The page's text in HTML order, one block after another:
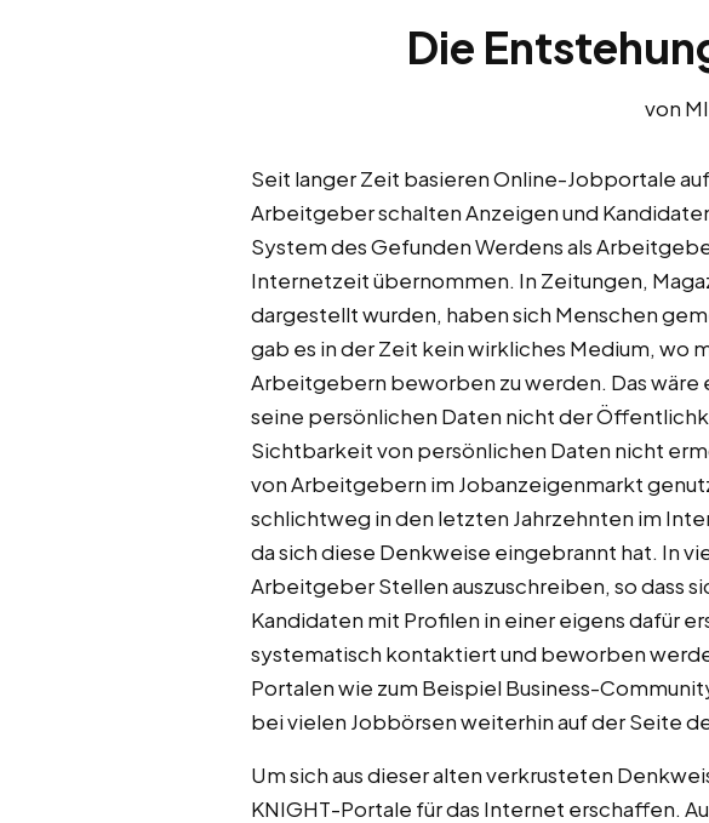
Die
von
Seit langer Zeit basieren Online-Jobportale
Arbeitgeber schalten Anzeigen und
System des Gefunden Werdens als
Internetzeit übernommen. In Zeitungen,
dargestellt wurden, haben sich Menschen
gab es in der Zeit kein wirkliches Medium, wo
Arbeitgebern beworben zu werden. Das
seine persönlichen Daten nicht der
Sichtbarkeit von persönlichen Daten nicht
von Arbeitgebern im Jobanzeigenmarkt
schlichtweg in den letzten Jahrzehnten im
da sich diese Denkweise eingebrannt hat. In
Arbeitgeber Stellen auszuschreiben, so dass
Kandidaten mit Profilen in einer eigens dafür
systematisch kontaktiert und beworben
Portalen wie zum Beispiel Business-
bei vielen Jobbörsen weiterhin auf der Seite
Um sich aus dieser alten verkrusteten
KNIGHT-Portale für das Internet erschaffen.